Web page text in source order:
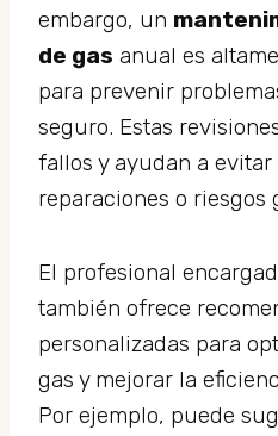
embargo, un
de gas anual es
para prevenir
seguro. Estas
fallos y ayudan a evitar
reparaciones o riesgos
El profesional
también ofrece
personalizadas para
gas y mejorar la
Por ejemplo, puede